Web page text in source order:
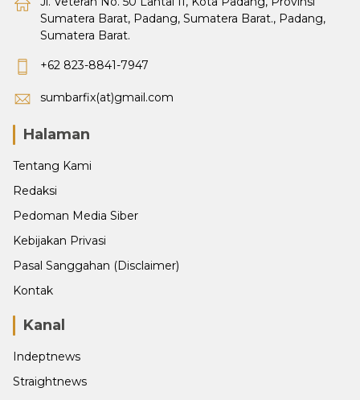
Sumatera Barat, Padang, Sumatera Barat., Padang,
Sumatera Barat.
+62 823-8841-7947
sumbarfix(at)gmail.com
Halaman
Tentang Kami
Redaksi
Pedoman Media Siber
Kebijakan Privasi
Pasal Sanggahan (Disclaimer)
Kontak
Kanal
Indeptnews
Straightnews